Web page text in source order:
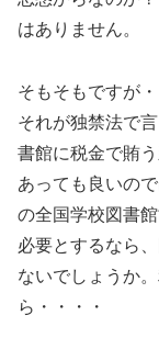
はありません。
そもそもですが
それが独禁法で
書館に税金で賄
あっても良いの
の全国学校図書
必要とするなら
ないでしょうか
ら・・・・